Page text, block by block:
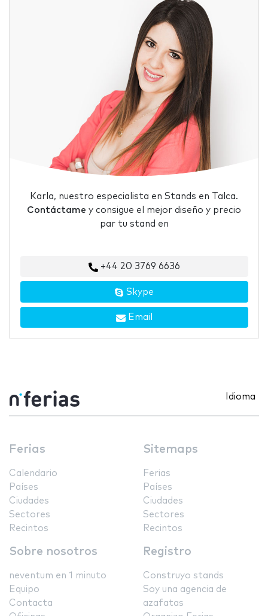
Karla, nuestro especialista en Stands en Talca.
Contáctame y consigue el mejor diseño y precio
par tu stand en
+44 20 3769 6636
Skype
Email
Idioma
Ferias
Calendario
Países
Ciudades
Sectores
Recintos
Sitemaps
Ferias
Países
Ciudades
Sectores
Recintos
Sobre nosotros
neventum en 1 minuto
Equipo
Contacta
Registro
Construyo stands
Soy una agencia de
azafatas